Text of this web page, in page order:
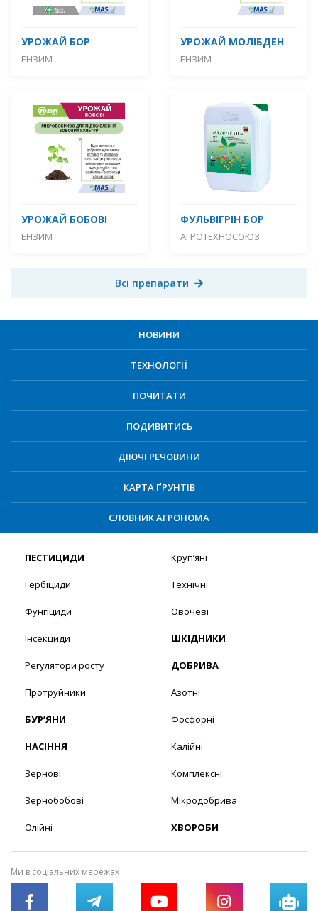
УРОЖАЙ БОР
ЕНЗИМ
УРОЖАЙ МОЛІБДЕН
ЕНЗИМ
УРОЖАЙ БОБОВІ
ЕНЗИМ
ФУЛЬВІГРІН БОР
АГРОТЕХНОСОЮЗ
Всі препарати
НОВИНИ
ТЕХНОЛОГІЇ
ПОЧИТАТИ
ПОДИВИТИСЬ
ДІЮЧІ РЕЧОВИНИ
КАРТА ҐРУНТІВ
СЛОВНИК АГРОНОМА
ПЕСТИЦИДИ
Гербіциди
Фунгіциди
Інсекциди
Регулятори росту
Протруйники
БУР’ЯНИ
НАСІННЯ
Зернові
Зернобобові
Олійні
Круп’яні
Технічні
Овочеві
ШКІДНИКИ
ДОБРИВА
Азотні
Фосфорні
Калійні
Комплексні
Мікродобрива
ХВОРОБИ
Ми в соціальних мережах